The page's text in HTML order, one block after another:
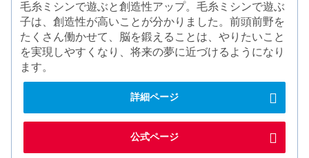
毛糸ミシンで遊ぶと創造性アップ。毛糸ミシンで遊ぶ
子は、創造性が高いことが分かりました。前頭前野を
たくさん働かせて、脳を鍛えることは、やりたいこと
を実現しやすくなり、将来の夢に近づけるようになり
ます。
詳細ページ
公式ページ